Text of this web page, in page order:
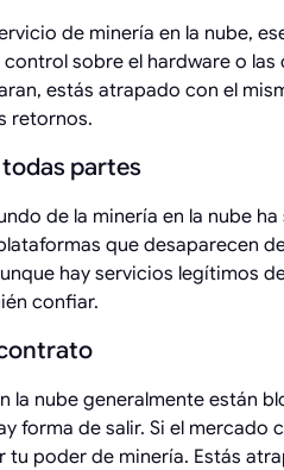
de minería en la nube,
sobre el hardware o
estás atrapado con el
retornos.
partes
de la minería en la nube
que desaparecen
hay servicios legítimos
confiar.
la nube generalmente están
forma de salir. Si el
poder de minería. Estás